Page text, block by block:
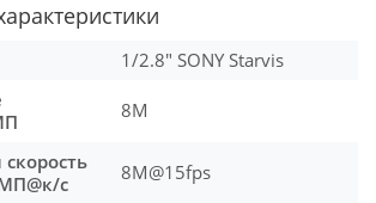
1/2.8" SONY Starvis
8M
с
8M@15fps